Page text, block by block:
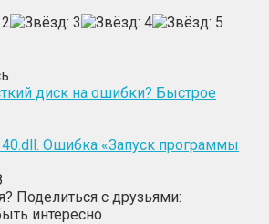
диск на ошибки? Быстрое
Ошибка «Запуск программы
Поделиться с друзьями:
интересно